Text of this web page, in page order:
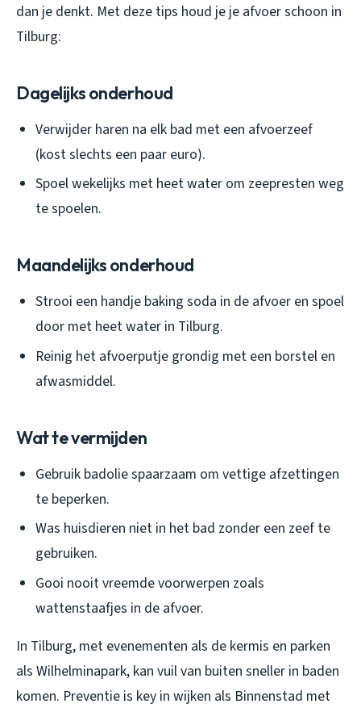
dan je denkt. Met deze tips houd je je afvoer schoon in
Tilburg:
Dagelijks onderhoud
Verwijder haren na elk bad met een afvoerzeef
(kost slechts een paar euro).
Spoel wekelijks met heet water om zeepresten weg
te spoelen.
Maandelijks onderhoud
Strooi een handje baking soda in de afvoer en spoel
door met heet water in Tilburg.
Reinig het afvoerputje grondig met een borstel en
afwasmiddel.
Wat te vermijden
Gebruik badolie spaarzaam om vettige afzettingen
te beperken.
Was huisdieren niet in het bad zonder een zeef te
gebruiken.
Gooi nooit vreemde voorwerpen zoals
wattenstaafjes in de afvoer.
In Tilburg, met evenementen als de kermis en parken
als Wilhelminapark, kan vuil van buiten sneller in baden
komen. Preventie is key in wijken als Binnenstad met